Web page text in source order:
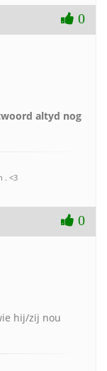
0
altyd nog
. <3
0
hij/zij nou